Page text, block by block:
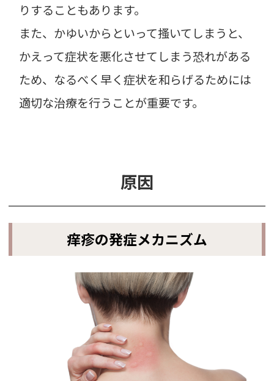
りすることもあります。
また、かゆいからといって搔いてしまうと、
かえって症状を悪化させてしまう恐れがある
ため、なるべく早く症状を和らげるためには
適切な治療を行うことが重要です。
原因
痒疹の発症メカニズム